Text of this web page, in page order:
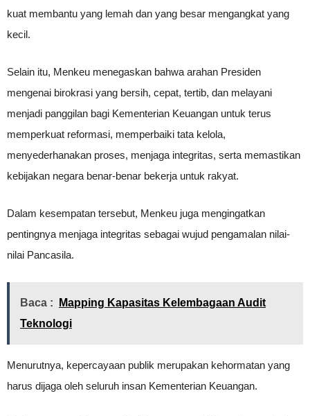
kuat membantu yang lemah dan yang besar mengangkat yang
kecil.
Selain itu, Menkeu menegaskan bahwa arahan Presiden
mengenai birokrasi yang bersih, cepat, tertib, dan melayani
menjadi panggilan bagi Kementerian Keuangan untuk terus
memperkuat reformasi, memperbaiki tata kelola,
menyederhanakan proses, menjaga integritas, serta memastikan
kebijakan negara benar-benar bekerja untuk rakyat.
Dalam kesempatan tersebut, Menkeu juga mengingatkan
pentingnya menjaga integritas sebagai wujud pengamalan nilai-
nilai Pancasila.
Baca :
Mapping Kapasitas Kelembagaan Audit
Teknologi
Menurutnya, kepercayaan publik merupakan kehormatan yang
harus dijaga oleh seluruh insan Kementerian Keuangan.